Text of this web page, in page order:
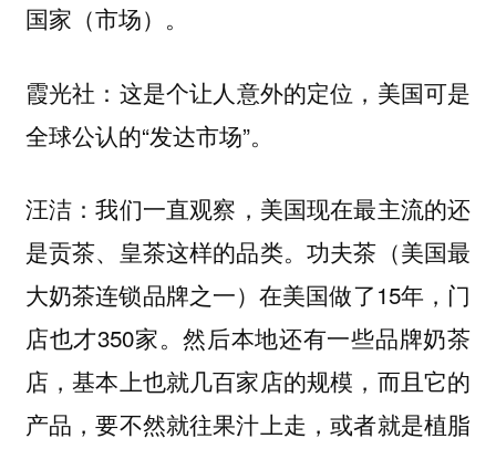
国家（市场）。
霞光社 ：这是个让人意外的定位，美国可是
全球公认的“发达市场”。
汪洁 ：我们一直观察，美国现在最主流的还
是贡茶、皇茶这样的品类。功夫茶（美国最
大奶茶连锁品牌之一）在美国做了15年，门
店也才350家。然后本地还有一些品牌奶茶
店，基本上也就几百家店的规模，而且它的
产品，要不然就往果汁上走，或者就是植脂